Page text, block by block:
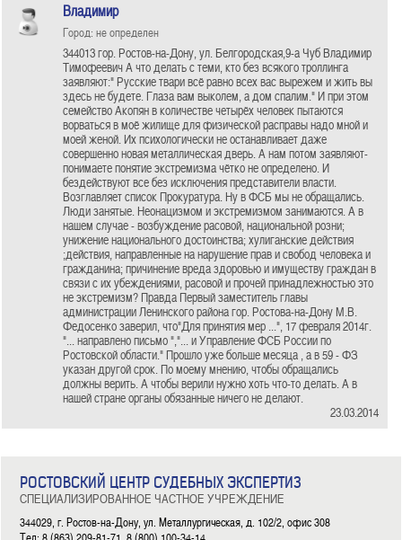
Владимир
Город: не определен
344013 гор. Ростов-на-Дону, ул. Белгородская,9-а Чуб Владимир
Тимофеевич А что делать с теми, кто без всякого троллинга
заявляют:" Русские твари всё равно всех вас вырежем и жить вы
здесь не будете. Глаза вам выколем, а дом спалим." И при этом
семейство Акопян в количестве четырёх человек пытаются
ворваться в моё жилище для физической расправы надо мной и
моей женой. Их психологически не останавливает даже
совершенно новая металлическая дверь. А нам потом заявляют-
понимаете понятие экстремизма чётко не определено. И
бездействуют все без исключения представители власти.
Возглавляет список Прокуратура. Ну в ФСБ мы не обращались.
Люди занятые. Неонацизмом и экстремизмом занимаются. А в
нашем случае - возбуждение расовой, национальной розни;
унижение национального достоинства; хулиганские действия
;действия, направленные на нарушение прав и свобод человека и
гражданина; причинение вреда здоровью и имуществу граждан в
связи с их убеждениями, расовой и прочей принадлежностью это
не экстремизм? Правда Первый заместитель главы
администрации Ленинского района гор. Ростова-на-Дону М.В.
Федосенко заверил, что"Для принятия мер ...", 17 февраля 2014г.
"... направлено письмо ","... и Управление ФСБ России по
Ростовской области." Прошло уже больше месяца , а в 59 - ФЗ
указан другой срок. По моему мнению, чтобы обращались
должны верить. А чтобы верили нужно хоть что-то делать. А в
нашей стране органы обязанные ничего не делают.
23.03.2014
РОСТОВСКИЙ ЦЕНТР СУДЕБНЫХ ЭКСПЕРТИЗ
СПЕЦИАЛИЗИРОВАННОЕ ЧАСТНОЕ УЧРЕЖДЕНИЕ
344029, г. Ростов-на-Дону, ул. Металлургическая, д. 102/2, офис 308